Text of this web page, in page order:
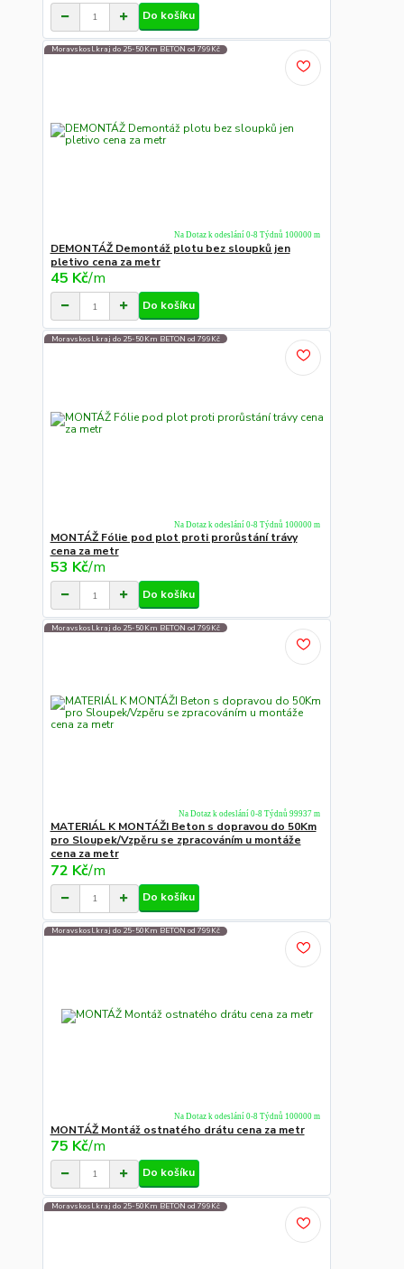
Do košíku
Moravskosl.kraj do 25-50Km BETON od 799Kč
DEMONTÁŽ Demontáž plotu bez sloupků jen
pletivo cena za metr
45 Kč/m
Na Dotaz k odeslání 0-8 Týdnů 100000 m
Do košíku
Moravskosl.kraj do 25-50Km BETON od 799Kč
MONTÁŽ Fólie pod plot proti prorůstání trávy
cena za metr
53 Kč/m
Na Dotaz k odeslání 0-8 Týdnů 100000 m
Do košíku
Moravskosl.kraj do 25-50Km BETON od 799Kč
MATERIÁL K MONTÁŽI Beton s dopravou do 50Km
pro Sloupek/Vzpěru se zpracováním u montáže
cena za metr
72 Kč/m
Na Dotaz k odeslání 0-8 Týdnů 99937 m
Do košíku
Moravskosl.kraj do 25-50Km BETON od 799Kč
MONTÁŽ Montáž ostnatého drátu cena za metr
75 Kč/m
Na Dotaz k odeslání 0-8 Týdnů 100000 m
Do košíku
Moravskosl.kraj do 25-50Km BETON od 799Kč